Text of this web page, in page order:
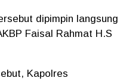
dipimpin langsung
Faisal Rahmat H.S
Kapolres